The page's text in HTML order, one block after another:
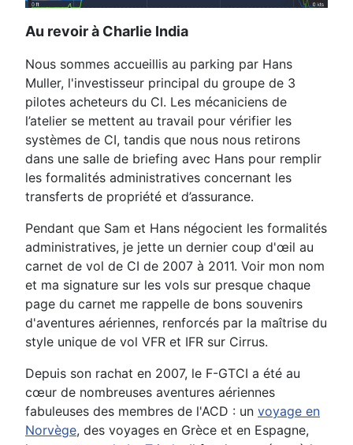
Au revoir à Charlie India
Nous sommes accueillis au parking par Hans
Muller, l'investisseur principal du groupe de 3
pilotes acheteurs du CI. Les mécaniciens de
l’atelier se mettent au travail pour vérifier les
systèmes de CI, tandis que nous nous retirons
dans une salle de briefing avec Hans pour remplir
les formalités administratives concernant les
transferts de propriété et d’assurance.
Pendant que Sam et Hans négocient les formalités
administratives, je jette un dernier coup d'œil au
carnet de vol de CI de 2007 à 2011. Voir mon nom
et ma signature sur les vols sur presque chaque
page du carnet me rappelle de bons souvenirs
d'aventures aériennes, renforcés par la maîtrise du
style unique de vol VFR et IFR sur Cirrus.
Depuis son rachat en 2007, le F-GTCI a été au
cœur de nombreuses aventures aériennes
fabuleuses des membres de l'ACD : un voyage en
Norvège, des voyages en Grèce et en Espagne,